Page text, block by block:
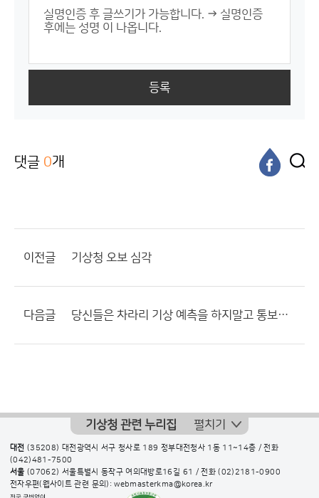
등록
댓글 0개
이전글 기상청 오보 심각
다음글 당신들은 차라리 기상 예측을 하지말고 통보를 하세요. 월급이 아깝습니다.
기상청 관련 누리집 펼치기
대전 (35208) 대전광역시 서구 청사로 189 정부대전청사 1동 11~14층 / 전화
(042)481-7500
서울 (07062) 서울특별시 동작구 여의대방로16길 61 / 전화(02)2181-0900
전자우편(웹사이트 관련 문의): webmasterkma@korea.kr